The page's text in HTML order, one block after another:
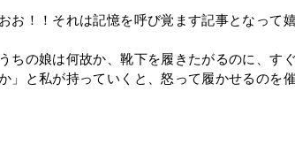
おお！！それは記憶を呼び覚ます記事となって
うちの娘は何故か、靴下を履きたがるのに、す
」と私が持っていくと、怒って履かせるのを催